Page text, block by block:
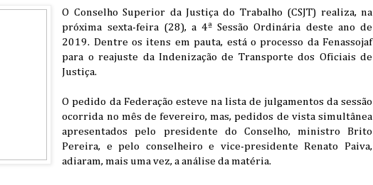
O Conselho Superior da Justiça do Trabalho (CSJT) realiza, na
próxima sexta-feira (28), a 4ª Sessão Ordinária deste ano de
2019. Dentre os itens em pauta, está o processo da Fenassojaf
para o reajuste da Indenização de Transporte dos Oficiais de
Justiça.
O pedido da Federação esteve na lista de julgamentos da sessão
ocorrida no mês de fevereiro, mas, pedidos de vista simultânea
apresentados pelo presidente do Conselho, ministro Brito
Pereira, e pelo conselheiro e vice-presidente Renato Paiva,
adiaram, mais uma vez, a análise da matéria.